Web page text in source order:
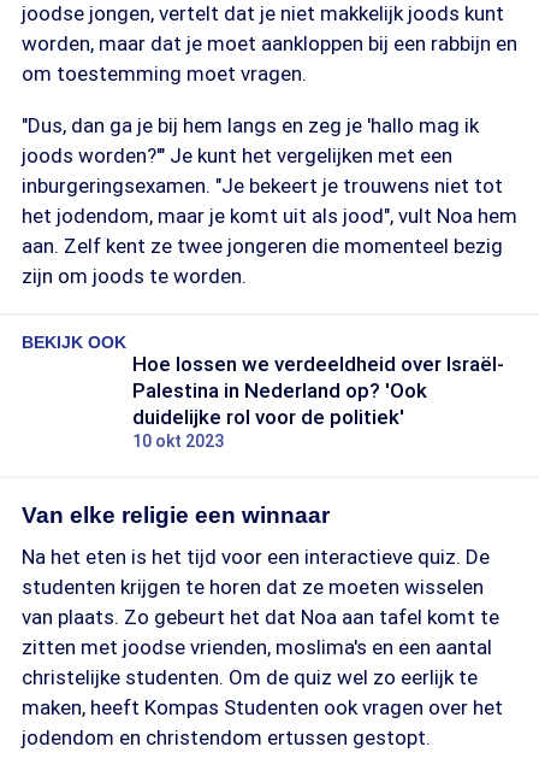
joodse jongen, vertelt dat je niet makkelijk joods kunt
worden, maar dat je moet aankloppen bij een rabbijn en
om toestemming moet vragen.
"Dus, dan ga je bij hem langs en zeg je 'hallo mag ik
joods worden?'" Je kunt het vergelijken met een
inburgeringsexamen. "Je bekeert je trouwens niet tot
het jodendom, maar je komt uit als jood", vult Noa hem
aan. Zelf kent ze twee jongeren die momenteel bezig
zijn om joods te worden.
BEKIJK OOK
Hoe lossen we verdeeldheid over Israël-
Palestina in Nederland op? 'Ook
duidelijke rol voor de politiek'
10 okt 2023
Van elke religie een winnaar
Na het eten is het tijd voor een interactieve quiz. De
studenten krijgen te horen dat ze moeten wisselen
van plaats. Zo gebeurt het dat Noa aan tafel komt te
zitten met joodse vrienden, moslima's en een aantal
christelijke studenten. Om de quiz wel zo eerlijk te
maken, heeft Kompas Studenten ook vragen over het
jodendom en christendom ertussen gestopt.